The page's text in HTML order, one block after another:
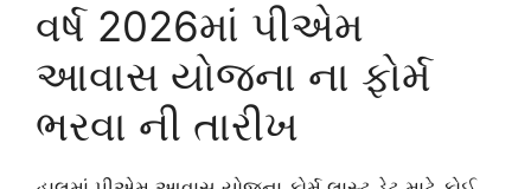
વર્ષ 2026માં પીએમ
આવાસ યોજના ના ફોર્મ
ભરવા ની તારીખ